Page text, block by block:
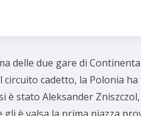
delle due gare di
circuito cadetto, la Polonia
è stato Aleksander
gli è valsa la prima piazza